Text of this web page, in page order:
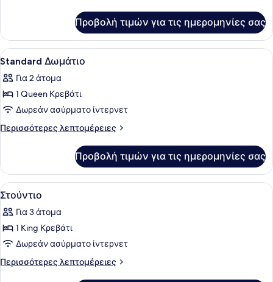
Shape
Suite
Προβολή τιμών για τις ημερομηνίες σας
Προβολή
όλων
των
φωτογραφιών
για
Standard
Ένα δωμάτιο ξενοδοχείου με ένα
5
Standard Δωμάτιο
Για 2 άτομα
1 Queen Κρεβάτι
Δωρεάν ασύρματο ίντερνετ
Περισσότερες λεπτομέρειες
Περισσότερες
Δωμάτιο
Προβολή τιμών για τις ημερομηνίες σας
Προβολή
όλων
των
φωτογραφιών
για
Στούντιο
Στούντιο | Κλινοσκεπάσματα
6
Στούντιο
Για 3 άτομα
1 King Κρεβάτι
Δωρεάν ασύρματο ίντερνετ
Περισσότερες λεπτομέρειες
Περισσότερες